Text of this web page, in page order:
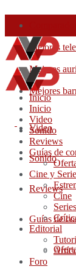
Mejores
Mejores
Mejores
Inicio
Video
Sonido
Reviews
Guías de
Inicio
Video
Sonido
Reviews
Guías de
Cine y
Cine
Series
Editorial
Foro